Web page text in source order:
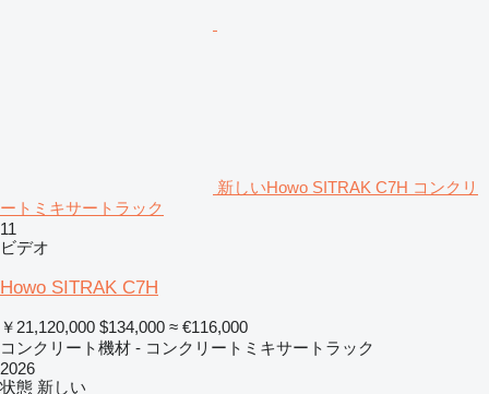
新しいHowo SITRAK C7H コンクリ
ートミキサートラック
11
ビデオ
Howo SITRAK C7H
￥21,120,000 $134,000 ≈ €116,000
コンクリート機材 - コンクリートミキサートラック
2026
状態 新しい